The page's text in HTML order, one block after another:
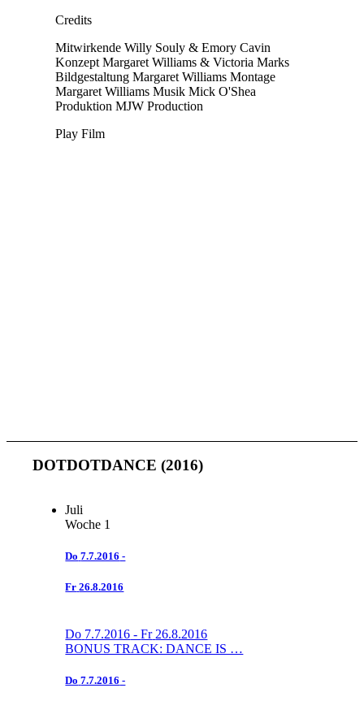
Credits
Mitwirkende Willy Souly & Emory Cavin
Konzept Margaret Williams & Victoria Marks
Bildgestaltung Margaret Williams Montage
Margaret Williams Musik Mick O'Shea
Produktion MJW Production
Play Film
DOTDOTDANCE (2016)
Juli
Woche 1
Do 7.7.2016 -
Fr 26.8.2016
Do 7.7.2016 -Fr 26.8.2016
BONUS TRACK: DANCE IS …
Do 7.7.2016 -